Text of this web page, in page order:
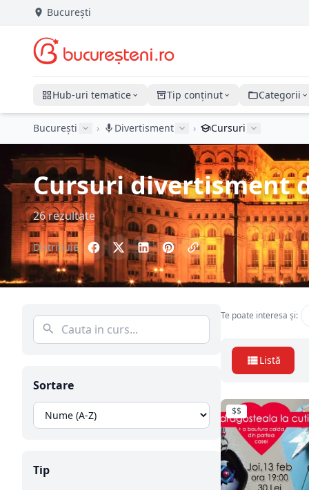
București
Hub-uri tematice Tip conținut Categorii
București › Divertisment › Cursuri
Cursuri divertisment
26 rezultate
Distribuie:
Sortare
Tip
Te poate interesa și:
Listă
$$